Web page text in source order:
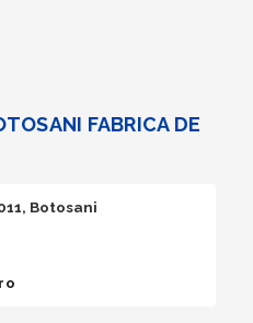
FABRICA DE
Botosani